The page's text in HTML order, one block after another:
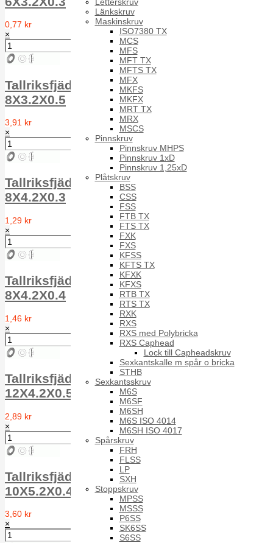
Länkskruv
Maskinskruv
ISO7380 TX
MCS
MFS
MFT TX
MFTS TX
MFX
MKFS
MKFX
MRT TX
MRX
MSCS
Pinnskruv
Pinnskruv MHPS
Pinnskruv 1xD
Pinnskruv 1,25xD
Plåtskruv
BSS
CSS
FSS
FTB TX
FTS TX
FXK
FXS
KFSS
KFTS TX
KFXK
KFXS
RTB TX
RTS TX
RXK
RXS
RXS med Polybricka
RXS Caphead
Lock till Capheadskruv
Sexkantskalle m spår o bricka
STHB
Sexkantsskruv
M6S
M6SF
M6SH
M6S ISO 4014
M6SH ISO 4017
Spårskruv
FRH
FLSS
LP
SXH
Stoppskruv
MPSS
MSSS
P6SS
SK6SS
S6SS
0,77 kr
×
Tallriksfjäder TF FS DIN 2093 1.4310
8X3.2X0.5
3,91 kr
×
Tallriksfjäder TF FS DIN 2093 1.4310
8X4.2X0.3
1,29 kr
×
Tallriksfjäder TF FS DIN 2093 1.4310
8X4.2X0.4
1,46 kr
×
Tallriksfjäder TF FS DIN 2093 1.4310
12X4.2X0.50
2,89 kr
×
Tallriksfjäder TF FS DIN 2093 1.4310
10X5.2X0.4
3,60 kr
×